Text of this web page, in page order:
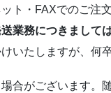
ト・FAXでのご注
業務につきまして
いたしますが、何
合がございます。